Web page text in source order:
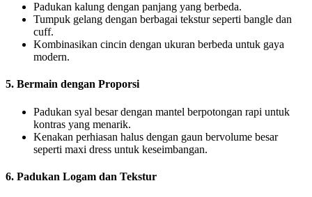
Padukan kalung dengan panjang yang berbeda.
Tumpuk gelang dengan berbagai tekstur seperti bangle dan
cuff.
Kombinasikan cincin dengan ukuran berbeda untuk gaya
modern.
5. Bermain dengan Proporsi
Padukan syal besar dengan mantel berpotongan rapi untuk
kontras yang menarik.
Kenakan perhiasan halus dengan gaun bervolume besar
seperti maxi dress untuk keseimbangan.
6. Padukan Logam dan Tekstur